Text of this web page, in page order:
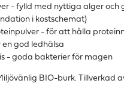
- fylld med nyttiga alger och
i kostschemat)
- för att hålla
god ledhälsa
- goda bakterier för magen
BIO-burk. Tillverkad